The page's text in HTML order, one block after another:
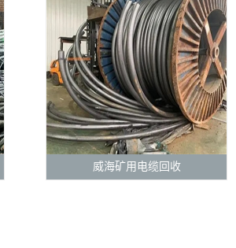
威海矿用电缆回收